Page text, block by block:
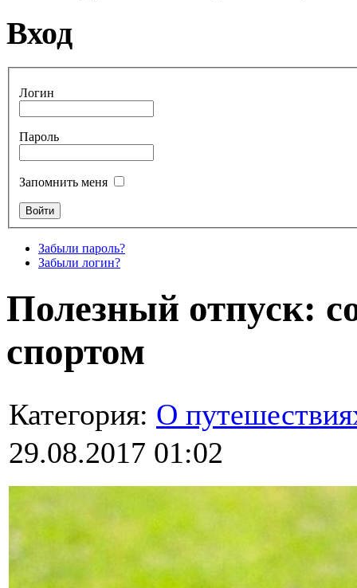
Вход
Логин
Пароль
Запомнить меня
Забыли пароль?
Забыли логин?
Полезный отпуск:
спортом
Категория: О
29.08.2017 01:02